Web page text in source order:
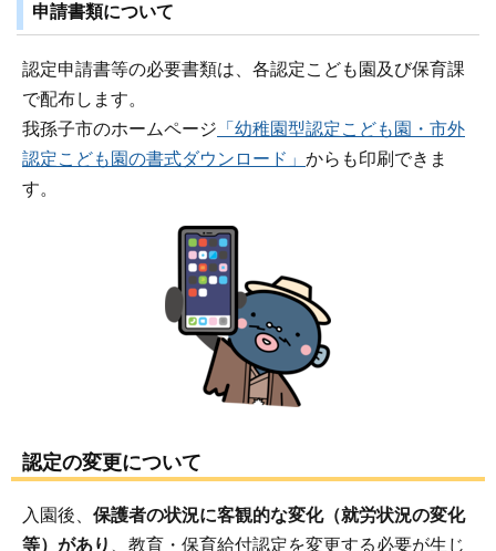
申請書類について
認定申請書等の必要書類は、各認定こども園及び保育課
で配布します。
我孫子市のホームページ 「幼稚園型認定こども園・市外
認定こども園の書式ダウンロード」 からも印刷できま
す。
認定の変更について
入園後、 保護者の状況に客観的な変化（就労状況の変化
等）があり
、教育・保育給付認定を変更する必要が生じ